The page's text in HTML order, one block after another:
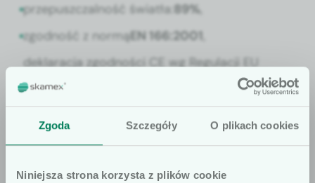
Zgoda Szczegóły O plikach cookies
Niniejsza strona korzysta z plików cookie
prze­puszczal­ność światła: 89%
zgod­ność z nor­mąEN 166:2001
deklarac­ja zgod­noś­ci CE wg Reg­u­lacji EU
2016/245,
oznakowanie PPE.